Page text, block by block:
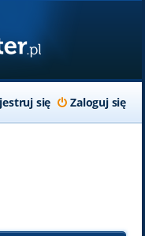
Zaloguj się
się